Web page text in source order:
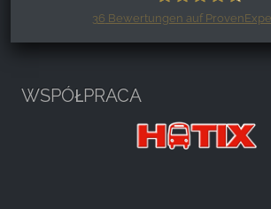
36 Bewertungen auf
WSPÓŁPRACA